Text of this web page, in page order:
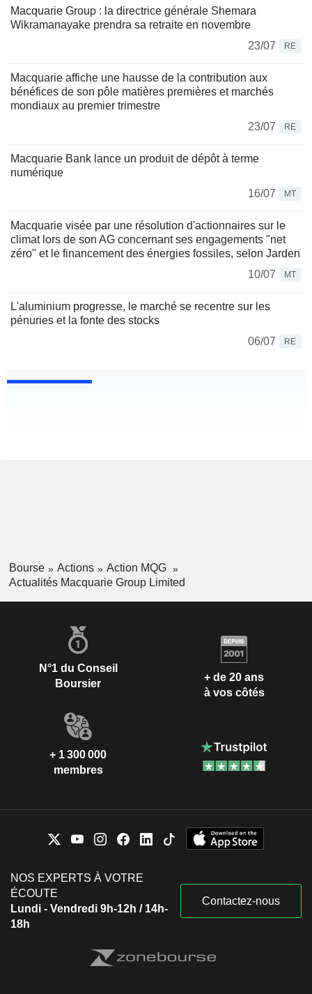
Macquarie Group : la directrice générale Shemara
Wikramanayake prendra sa retraite en novembre
23/07
RE
Macquarie affiche une hausse de la contribution aux
bénéfices de son pôle matières premières et marchés
mondiaux au premier trimestre
23/07
RE
Macquarie Bank lance un produit de dépôt à terme
numérique
16/07
MT
Macquarie visée par une résolution d'actionnaires sur le
climat lors de son AG concernant ses engagements "net
zéro" et le financement des énergies fossiles, selon Jarden
10/07
MT
L'aluminium progresse, le marché se recentre sur les
pénuries et la fonte des stocks
06/07
RE
Bourse Actions
Action MQG
Actualités Macquarie Group Limited
N°1 du Conseil
Boursier
+ de 20 ans
à vos côtés
+ 1 300 000
membres
NOS EXPERTS À VOTRE
ÉCOUTE
Lundi - Vendredi 9h-12h / 14h-
18h
Contactez-nous